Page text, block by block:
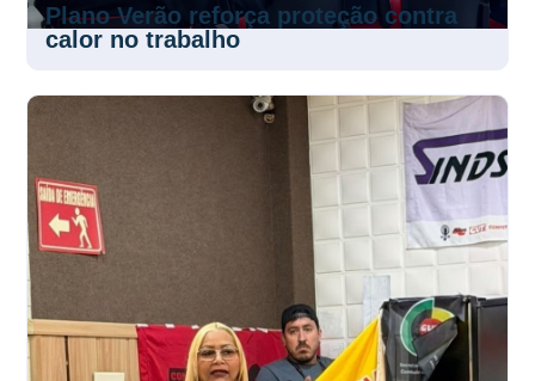
Plano Verão reforça proteção contra
calor no trabalho